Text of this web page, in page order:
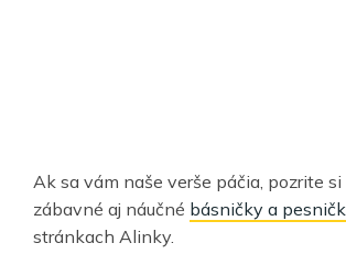
Ak sa vám naše verše páčia, pozrite si
zábavné aj náučné básničky a
stránkach Alinky.